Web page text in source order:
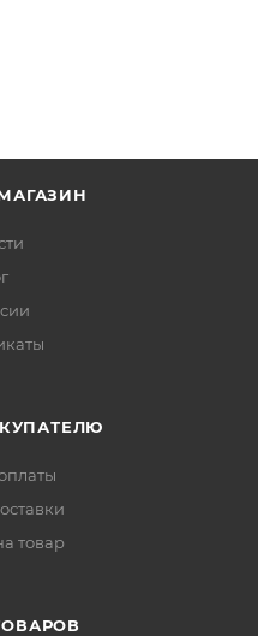
товар